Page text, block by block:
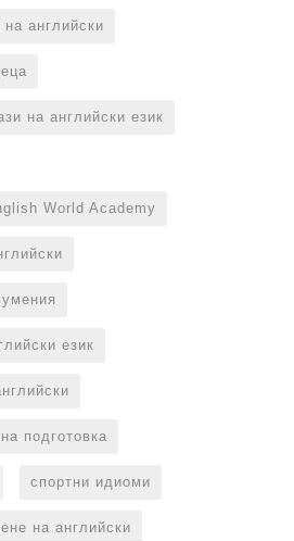
английски
на английски език
World Academy
език
подготовка
спортни идиоми
на английски